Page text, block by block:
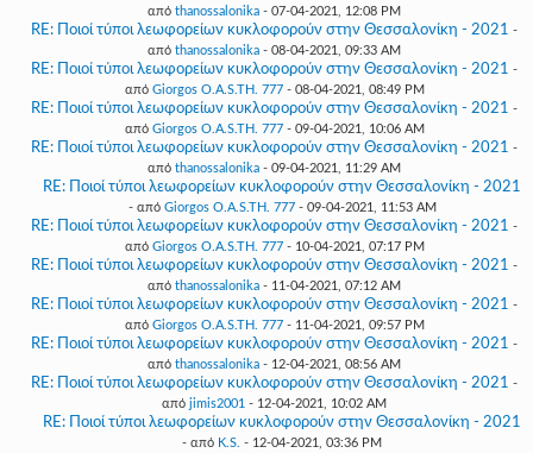
από thanossalonika - 07-04-2021, 12:08 PM
RE: Ποιοί τύποι λεωφορείων κυκλοφορούν στην Θεσσαλονίκη - 2021 -
από thanossalonika - 08-04-2021, 09:33 AM
RE: Ποιοί τύποι λεωφορείων κυκλοφορούν στην Θεσσαλονίκη - 2021 -
από Giorgos O.A.S.TH. 777- 08-04-2021, 08:49 PM
RE: Ποιοί τύποι λεωφορείων κυκλοφορούν στην Θεσσαλονίκη - 2021 -
από Giorgos O.A.S.TH. 777- 09-04-2021, 10:06 AM
RE: Ποιοί τύποι λεωφορείων κυκλοφορούν στην Θεσσαλονίκη - 2021 -
από thanossalonika - 09-04-2021, 11:29 AM
RE: Ποιοί τύποι λεωφορείων κυκλοφορούν στην Θεσσαλονίκη - 2021
- από Giorgos O.A.S.TH. 777- 09-04-2021, 11:53 AM
RE: Ποιοί τύποι λεωφορείων κυκλοφορούν στην Θεσσαλονίκη - 2021 -
από Giorgos O.A.S.TH. 777- 10-04-2021, 07:17 PM
RE: Ποιοί τύποι λεωφορείων κυκλοφορούν στην Θεσσαλονίκη - 2021 -
από thanossalonika - 11-04-2021, 07:12 AM
RE: Ποιοί τύποι λεωφορείων κυκλοφορούν στην Θεσσαλονίκη - 2021 -
από Giorgos O.A.S.TH. 777- 11-04-2021, 09:57 PM
RE: Ποιοί τύποι λεωφορείων κυκλοφορούν στην Θεσσαλονίκη - 2021 -
από thanossalonika - 12-04-2021, 08:56 AM
RE: Ποιοί τύποι λεωφορείων κυκλοφορούν στην Θεσσαλονίκη - 2021 -
από jimis2001 - 12-04-2021, 10:02 AM
RE: Ποιοί τύποι λεωφορείων κυκλοφορούν στην Θεσσαλονίκη - 2021
- από K.S. - 12-04-2021, 03:36 PM